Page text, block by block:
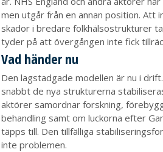
men utgår från en annan position. Att
skador i bredare folkhälsostrukturer
tyder på att övergången inte fick
Vad händer nu
Den lagstadgade modellen är nu i
snabbt de nya strukturerna
aktörer samordnar forskning,
behandling samt om luckorna efter
täpps till. Den tillfälliga
inte problemen.